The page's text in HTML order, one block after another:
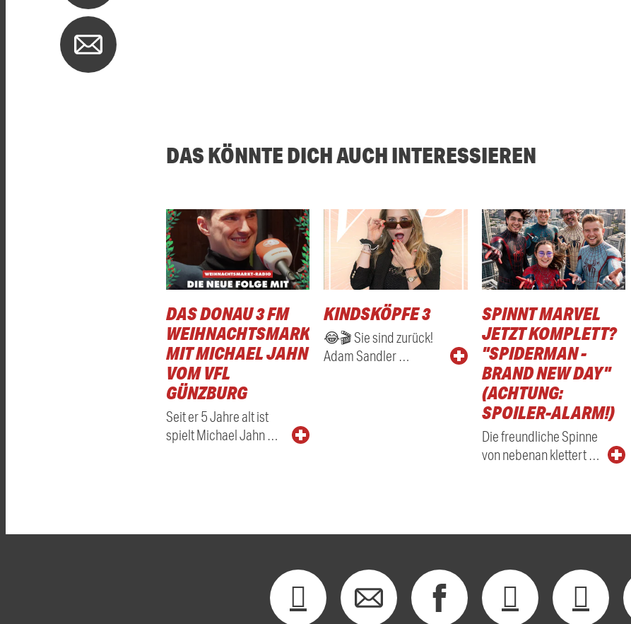
DAS KÖNNTE DICH AUCH INTERESSIEREN
DAS DONAU 3 FM
WEIHNACHTSMARKTRADIO
MIT MICHAEL JAHN
VOM VFL
GÜNZBURG
Seit er 5 Jahre alt ist
spielt Michael Jahn …
KINDSKÖPFE 3
😂🎬 Sie sind zurück!
Adam Sandler …
SPINNT MARVEL
JETZT KOMPLETT?
"SPIDERMAN -
BRAND NEW DAY"
(ACHTUNG:
SPOILER-ALARM!)
Die freundliche Spinne
von nebenan klettert …